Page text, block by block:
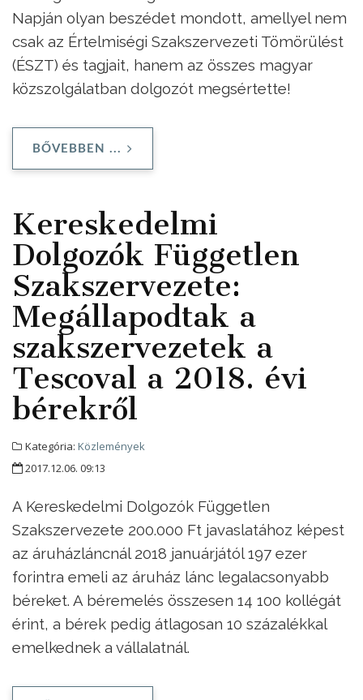
Napján olyan beszédet mondott, amellyel nem
csak az Értelmiségi Szakszervezeti Tömörülést
(ÉSZT) és tagjait, hanem az összes magyar
közszolgálatban dolgozót megsértette!
BŐVEBBEN ...
Kereskedelmi
Dolgozók Független
Szakszervezete:
Megállapodtak a
szakszervezetek a
Tescoval a 2018. évi
bérekről
Kategória: Közlemények
2017.12.06. 09:13
A Kereskedelmi Dolgozók Független
Szakszervezete 200.000 Ft javaslatához képest
az áruházláncnál 2018 januárjától 197 ezer
forintra emeli az áruház lánc legalacsonyabb
béreket. A béremelés összesen 14 100 kollégát
érint, a bérek pedig átlagosan 10 százalékkal
emelkednek a vállalatnál.